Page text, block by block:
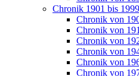
Chronik 1901 bis 1999
Chronik von
Chronik von
Chronik von
Chronik von
Chronik von
Chronik von